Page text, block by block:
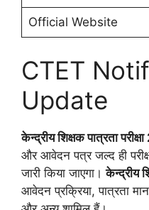
Official Website
CTET
Update
केन्द्रीय शिक्षक पात्रता
और आवेदन पत्र जल्द ही
जारी किया जाएगा।केन्द्रीय
आवेदन प्रक्रिया, पात्रता